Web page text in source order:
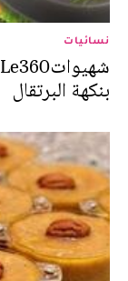
نسائيات
بنكهة البرتقال